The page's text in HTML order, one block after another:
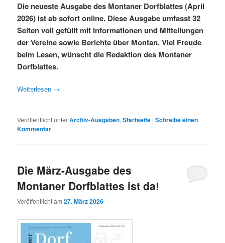
Die neueste Ausgabe des Montaner Dorfblattes (April
2026) ist ab sofort online. Diese Ausgabe umfasst 32
Seiten voll gefüllt mit Informationen und Mitteilungen
der Vereine sowie Berichte über Montan. Viel Freude
beim Lesen, wünscht die Redaktion des Montaner
Dorfblattes.
Weiterlesen →
Veröffentlicht unterArchiv-Ausgaben,Startseite |Schreibe einen
Kommentar
Die März-Ausgabe des
Montaner Dorfblattes ist da!
Veröffentlicht am27. März 2026